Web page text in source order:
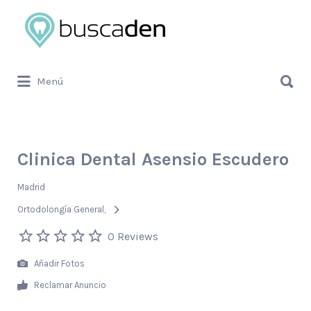
Buscar
por:
Menú
por:
Clinica Dental Asensio Escudero
Madrid
Ortodolongía General
0 Reviews
Añadir Fotos
Reclamar Anuncio